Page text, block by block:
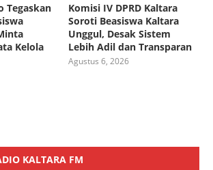
Tegaskan
Kelola
Komisi IV DPRD Kaltara
Soroti Beasiswa Kaltara
Unggul, Desak Sistem
Lebih Adil dan Transparan
Agustus 6, 2026
KALTARA FM